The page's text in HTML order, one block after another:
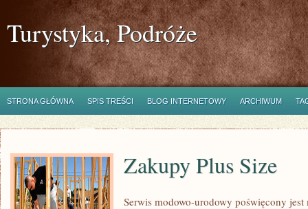
Turystyka, Podróże
STRONA GŁÓWNA SPIS TREŚCI BLOG INTERNETOWY ARCHIWUM
Zakupy Plus Size
Serwis modowo-urodowy poświęcony